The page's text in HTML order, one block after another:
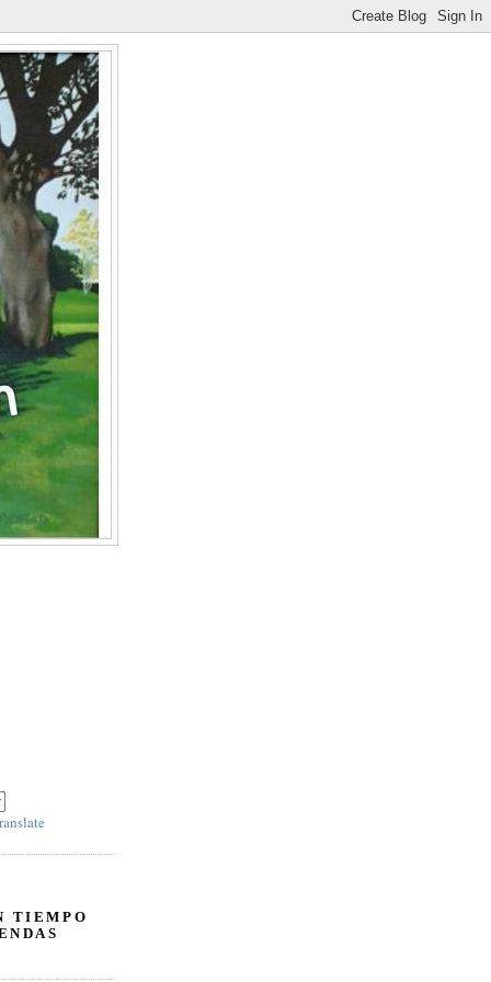
y escoja 'SPANISH' en el panel derecho debajo
TIEMPO